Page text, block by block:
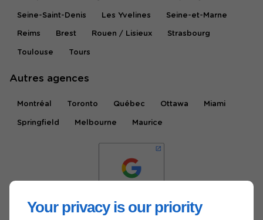
Your privacy is our priority
Seine-Saint-Denis Les Yvelines Seine-et-Marne
Reims Brest Rouen / Lisieux Strasbourg
Toulouse Tours
Autres agences
Montréal Toronto Québec Ottawa Miami
Springfield Melbourne Maurice